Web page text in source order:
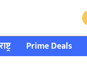
Prime Deals